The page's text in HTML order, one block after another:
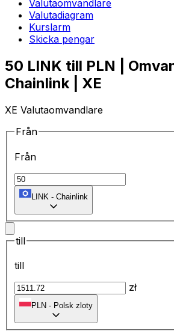
Valutaomvandlare
Valutadiagram
Kurslarm
Skicka pengar
50 LINK till PLN |
Chainlink | XE
XE Valutaomvandlare
Från
Från
LINK - Chainlink
till
till
zł
PLN - Polsk zloty